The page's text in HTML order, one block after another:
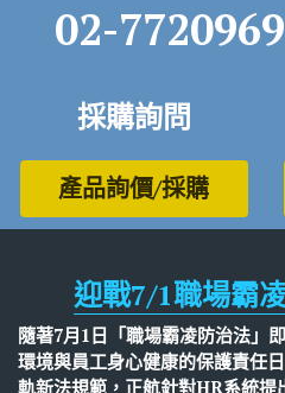
隱私權政策指南
02-
採購詢問
產品詢價/採購
迎戰7/1職場霸
隨著7月1日「職場霸凌防治法」
環境與員工身心健康的保護責任
軌新法規範，正航針對HR系統提
零售業
MES 車間管理
標竿客戶
圖書印刷出版
研討會展覽